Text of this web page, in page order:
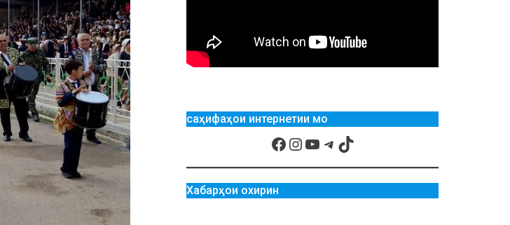
саҳифаҳои интернетии мо
Хабарҳои охирин